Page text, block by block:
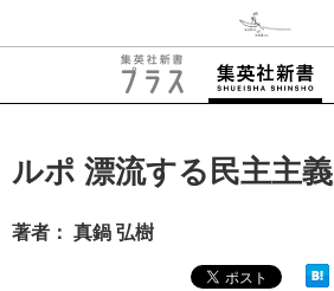
ルポ 漂流する民主主義
著者： 真鍋 弘樹